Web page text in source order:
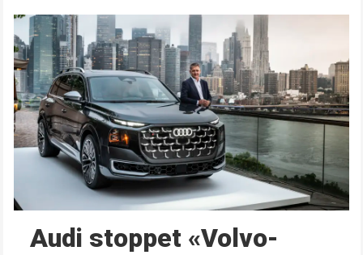
Audi stoppet «Volvo-